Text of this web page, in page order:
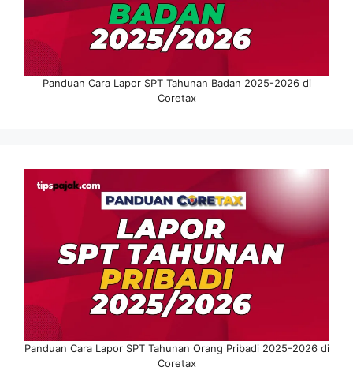
Panduan Cara Lapor SPT Tahunan Badan 2025-2026 di
Coretax
Panduan Cara Lapor SPT Tahunan Orang Pribadi 2025-2026 di
Coretax